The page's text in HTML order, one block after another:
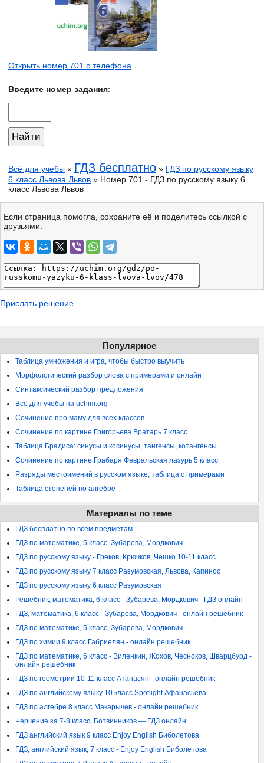
Открыть номер 701 с телефона
Введите номер задания:
Всё для учебы » ГДЗ бесплатно » ГДЗ по русскому языку
6 класс Львова Львов » Номер 701 - ГДЗ по русскому языку 6
класс Львова Львов
Если страница помогла, сохраните её и поделитесь ссылкой с
друзьями:
Прислать решение
Популярное
Таблица умножения и игра, чтобы быстро выучить
Морфологический разбор слова с примерами и онлайн
Синтаксический разбор предложения
Все для учебы на uchim.org
Сочинение про маму для всех классов
Сочинение по картине Григорьева Вратарь 7 класс
Таблица Брадиса: синусы и косинусы, тангенсы, котангенсы
Сочинение по картине Грабаря Февральская лазурь 5 класс
Разряды местоимений в русском языке, таблица с примерами
Таблица степеней по алгебре
Материалы по теме
ГДЗ бесплатно по всем предметам
ГДЗ по математике, 5 класс, Зубарева, Мордкович
ГДЗ по русскому языку - Греков, Крючков, Чешко 10-11 класс
ГДЗ по русскому языку 7 класс Разумовская, Львова, Капинос
ГДЗ по русскому языку 6 класс Разумовская
Решебник, математика, 6 класс - Зубарева, Мордкович - ГДЗ онлайн
ГДЗ, математика, 6 класс - Зубарева, Мордкович - онлайн решебник
ГДЗ по математике, 5 класс, Зубарева, Мордкович
ГДЗ по химии 9 класс Габриелян - онлайн решебник
ГДЗ по математике, 6 класс - Виленкин, Жохов, Чесноков, Шварцбурд -
онлайн решебник
ГДЗ по геометрии 10-11 класс Атанасян - онлайн решебник
ГДЗ по английскому языку 10 класс Spotlight Афанасьева
ГДЗ по алгебре 8 класс Макарычев - онлайн решебник
Черчение за 7-8 класс, Ботвинников — ГДЗ онлайн
ГДЗ английский язык 9 класс Enjoy English Биболетова
ГДЗ, английский язык, 7 класс - Enjoy English Биболетова